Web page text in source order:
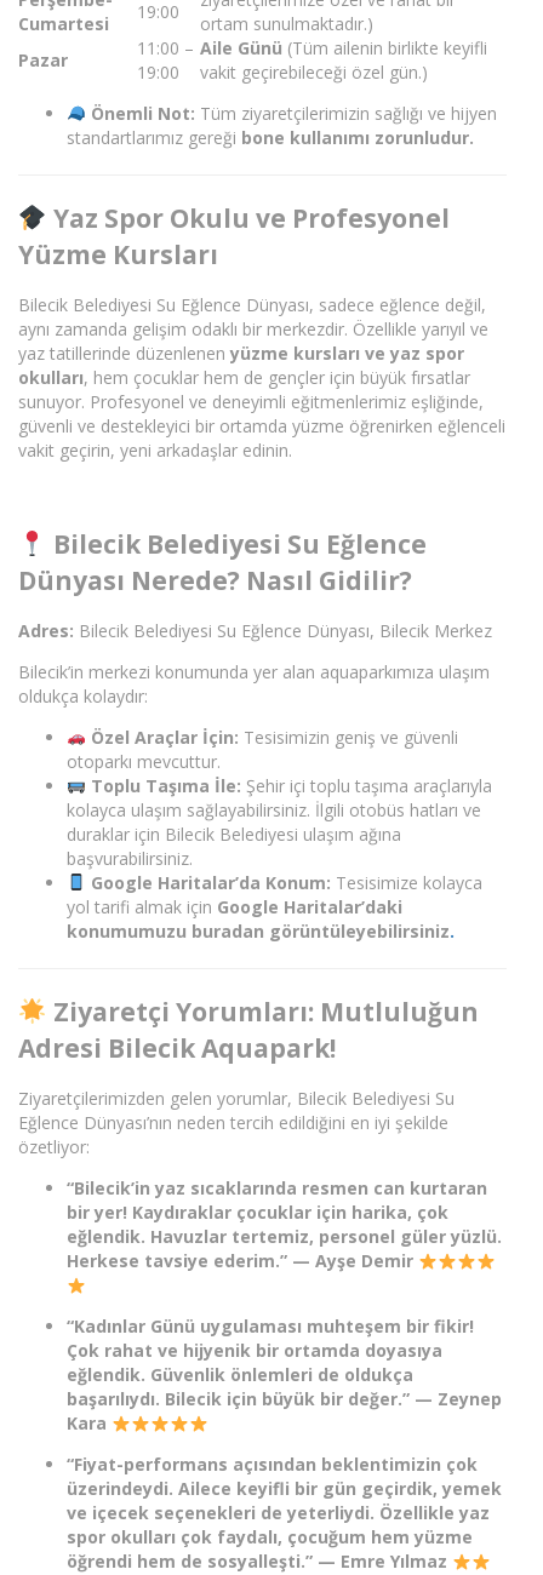
Cumartesi
19:00
ortam sunulmaktadır.)
Pazar
11:00 –
19:00
Aile Günü (Tüm ailenin birlikte keyifli
vakit geçirebileceği özel gün.)
Önemli Not: Tüm ziyaretçilerimizin sağlığı ve hijyen
standartlarımız gereği bone kullanımı zorunludur.
Yaz Spor Okulu ve Profesyonel
Yüzme Kursları
Bilecik Belediyesi Su Eğlence Dünyası, sadece eğlence değil,
aynı zamanda gelişim odaklı bir merkezdir. Özellikle yarıyıl ve
yaz tatillerinde düzenlenenyüzme kursları ve yaz spor
okulları, hem çocuklar hem de gençler için büyük fırsatlar
sunuyor. Profesyonel ve deneyimli eğitmenlerimiz eşliğinde,
güvenli ve destekleyici bir ortamda yüzme öğrenirken eğlenceli
vakit geçirin, yeni arkadaşlar edinin.
Bilecik Belediyesi Su Eğlence
Dünyası Nerede? Nasıl Gidilir?
Adres: Bilecik Belediyesi Su Eğlence Dünyası, Bilecik Merkez
Bilecik’in merkezi konumunda yer alan aquaparkımıza ulaşım
oldukça kolaydır:
Özel Araçlar İçin: Tesisimizin geniş ve güvenli
otoparkı mevcuttur.
Toplu Taşıma İle: Şehir içi toplu taşıma araçlarıyla
kolayca ulaşım sağlayabilirsiniz. İlgili otobüs hatları ve
duraklar için Bilecik Belediyesi ulaşım ağına
başvurabilirsiniz.
Google Haritalar’da Konum: Tesisimize kolayca
yol tarifi almak için Google Haritalar’daki
konumumuzu buradan görüntüleyebilirsiniz.
Ziyaretçi Yorumları: Mutluluğun
Adresi Bilecik Aquapark!
Ziyaretçilerimizden gelen yorumlar, Bilecik Belediyesi Su
Eğlence Dünyası’nın neden tercih edildiğini en iyi şekilde
özetliyor:
“Bilecik’in yaz sıcaklarında resmen can kurtaran
bir yer! Kaydıraklar çocuklar için harika, çok
eğlendik. Havuzlar tertemiz, personel güler yüzlü.
Herkese tavsiye ederim.” — Ayşe Demir
“Kadınlar Günü uygulaması muhteşem bir fikir!
Çok rahat ve hijyenik bir ortamda doyasıya
eğlendik. Güvenlik önlemleri de oldukça
başarılıydı. Bilecik için büyük bir değer.” — Zeynep
Kara
“Fiyat-performans açısından beklentimizin çok
üzerindeydi. Ailece keyifli bir gün geçirdik, yemek
ve içecek seçenekleri de yeterliydi. Özellikle yaz
spor okulları çok faydalı, çocuğum hem yüzme
öğrendi hem de sosyalleşti.” — Emre Yılmaz